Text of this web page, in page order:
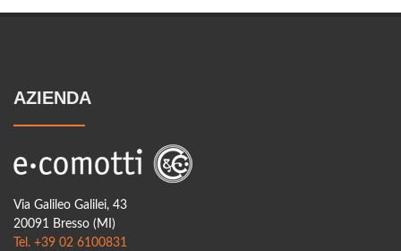
AZIENDA
Via Galileo Galilei, 43
20091 Bresso (MI)
Tel. +39 02 6100831